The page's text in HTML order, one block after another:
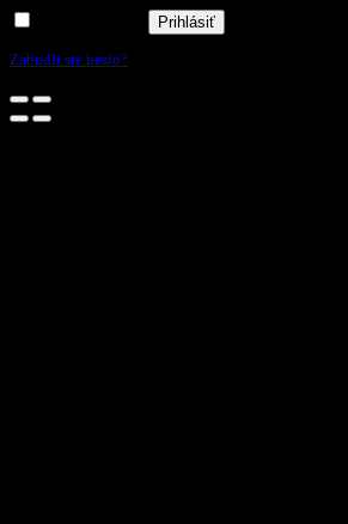
Prihlásiť
Zabudli ste heslo?